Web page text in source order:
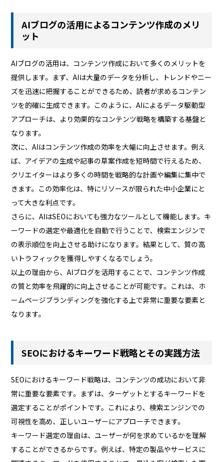
AIブログの活用によるコンテンツ作成のメリ
ット
AIブログの活用は、コンテンツ作成において多くのメリットを
提供します。まず、AIは大量のデータを分析し、トレンドやニー
ズを迅速に把握することができるため、読者が求めるコンテン
ツを的確に生成できます。このように、AIによるデータ駆動型
アプローチは、より効果的なコンテンツ戦略を構築する基盤と
なります。
次に、AIはコンテンツ作成の効率を大幅に向上させます。例え
ば、アイデアの生成や記事の草案作成を短時間で行えるため、
クリエイターはより多くの時間を戦略的な計画や編集に集中で
きます。この効率化は、特にリソースが限られた中小企業にと
って大きな利点です。
さらに、AIはSEOにおいても強力なツールとして機能します。キ
ーワードの選定や最適化を自動で行うことで、検索エンジンで
の表示順位を向上させる助けになります。結果として、質の高
いトラフィックを獲得しやすくなるでしょう。
以上の理由から、AIブログを活用することで、コンテンツ作成
の質と効率を飛躍的に向上させることが可能です。これは、ホ
ームページブランディングを強化する上で非常に重要な要素と
なります。
SEOにおけるキーワード戦略とその実践方法
SEOにおけるキーワード戦略は、コンテンツの成功において非
常に重要な要素です。まずは、ターゲットとするキーワードを
選定することがポイントです。これにより、検索エンジンでの
可視性を高め、正しいユーザーにアプローチできます。
キーワード選定の理由は、ユーザーが何を求めているかを理解
することができるからです。例えば、特定の製品やサービスに